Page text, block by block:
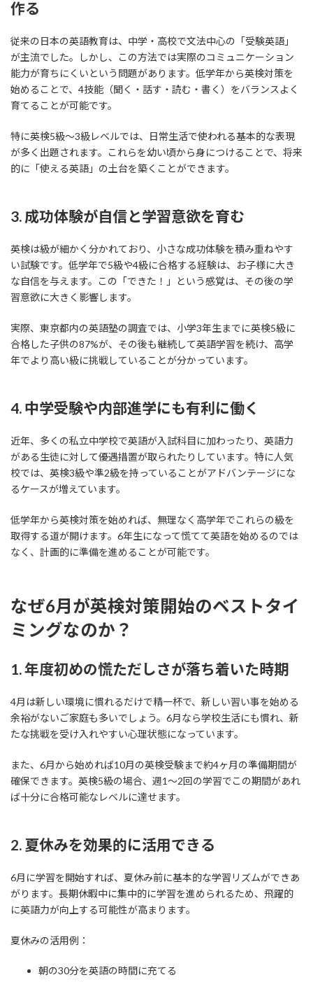
作る
従来の日本の英語教育は、中学・高校で文法中心の「受験英語」
が主流でした。しかし、この方法では実際のコミュニケーション
能力が育ちにくいという問題があります。低学年から英検対策を
始めることで、4技能（聞く・話す・読む・書く）をバランスよく
育てることが可能です。
特に英検5級～3級レベルでは、日常生活で使われる基本的な表現
が多く出題されます。これらを幼い頃から身につけることで、将来
的に「使える英語」の土台を築くことができます。
3. 成功体験が自信と学習意欲を育む
英検は級が細かく分かれており、小さな成功体験を積み重ねやす
い試験です。低学年で5級や4級に合格する経験は、お子様に大き
な自信を与えます。この「できた！」という感覚は、その後の学
習意欲に大きく影響します。
実際、東京都内の英語塾の調査では、小学3年生までに英検5級に
合格した子供の87%が、その後も継続して英語学習を続け、高学
年でより高い級に挑戦していることが分かっています。
4. 中学受験や内部進学にも有利に働く
近年、多くの私立中学校で英語が入試科目に加わったり、英語力
がある生徒に対して優遇措置が取られたりしています。特に人気
校では、英検3級や準2級を持っていることがアドバンテージにな
るケースが増えています。
低学年から英検対策を始めれば、無理なく高学年でこれらの級を
取得する道が開けます。6年生になって慌てて英語を始めるのでは
なく、計画的に準備を進めることが可能です。
なぜ6月が英検対策開始のベストタイ
ミングなのか？
1. 年度初めの慌ただしさが落ち着いた時期
4月は新しい環境に慣れるだけで精一杯で、新しい習い事を始める
余裕がないご家庭も多いでしょう。6月なら学校生活にも慣れ、新
たな挑戦を受け入れやすい心理状態になっています。
また、6月から始めれば10月の英検受験まで約4ヶ月の準備期間が
確保できます。英検5級の場合、週1～2回の学習でこの期間があれ
ば十分に合格可能なレベルに達せます。
2. 夏休みを効果的に活用できる
6月に学習を開始すれば、夏休み前に基本的な学習リズムができあ
がります。長期休暇中に集中的に学習を進められるため、飛躍的
に英語力が向上する可能性が高まります。
夏休みの活用例：
朝の30分を英語の時間に充てる